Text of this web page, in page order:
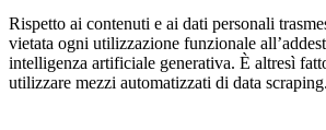
Rispetto ai contenuti e ai dati personali
vietata ogni utilizzazione funzionale
intelligenza artificiale generativa. È altresì
utilizzare mezzi automatizzati di data scraping.